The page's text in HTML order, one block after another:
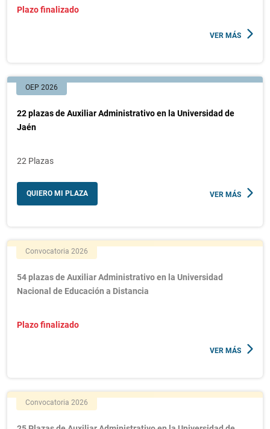
Plazo finalizado
VER MÁS
OEP 2026
22 plazas de Auxiliar Administrativo en la Universidad de
Jaén
22 Plazas
QUIERO MI PLAZA VER MÁS
Convocatoria 2026
54 plazas de Auxiliar Administrativo en la Universidad
Nacional de Educación a Distancia
Plazo finalizado
VER MÁS
Convocatoria 2026